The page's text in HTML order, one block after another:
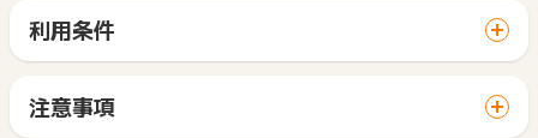
【ポイント獲得対象外条件】
※本キャンペーンページ以外からのお申込み
方
※承認時までにキャンセル/解約/料金未納となっている場合
利用条件
サイトに移動してからお申し込みやお買い物が完了するまでの
間に、同じブラウザ（※）で他のサイトに移動した場合はポイン
注意事項